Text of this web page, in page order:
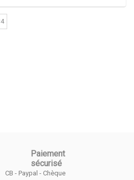
Paiement
sécurisé
CB - Paypal - Chèque